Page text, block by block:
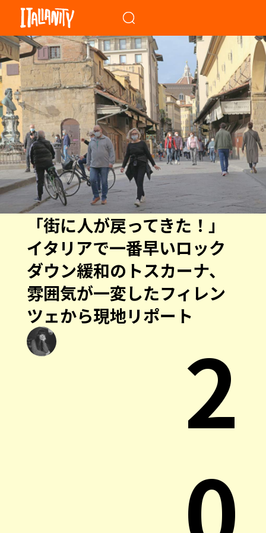
「街に人が戻ってきた！」
イタリアで一番早いロック
ダウン緩和のトスカーナ、
雰囲気が一変したフィレン
ツェから現地リポート
2